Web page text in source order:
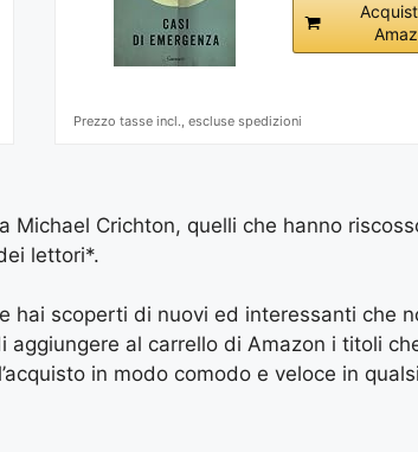
Prezzo tasse incl., escluse spedizioni
Crichton, quelli che hanno
lettori*.
hai scoperti di nuovi ed interessanti che
al carrello di Amazon i titoli
in modo comodo e veloce in